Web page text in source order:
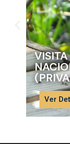
Ver